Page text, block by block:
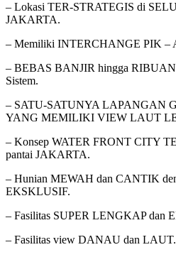
– Lokasi TER-STRATEGIS di
JAKARTA.
– Memiliki INTERCHANGE PIK –
– BEBAS BANJIR hingga
Sistem.
– SATU-SATUNYA LAPANGAN
YANG MEMILIKI VIEW LAUT
– Konsep WATER FRONT CITY
pantai JAKARTA.
– Hunian MEWAH dan CANTIK
EKSKLUSIF.
– Fasilitas SUPER LENGKAP dan
– Fasilitas view DANAU dan LAUT.